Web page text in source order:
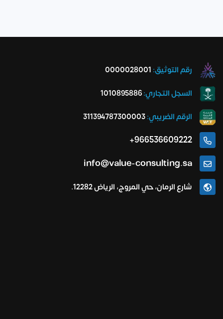
رقم التوثيق: 0000028001
السجل التجاري:1010895886
الرقم الضريبي:311394787300003
966536609222+
info@value-consulting.sa
شارع الرمان، حي المروج، الرياض 12282.